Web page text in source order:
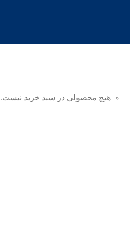
هیچ محصولی در سبد خرید نیست.